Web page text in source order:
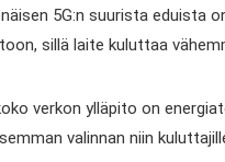
5G:n suurista eduista
sillä laite kuluttaa
verkon ylläpito on
valinnan niin